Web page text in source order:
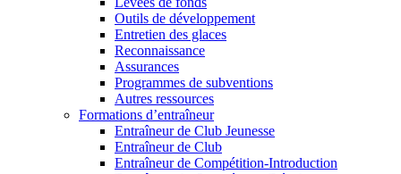
Outils de développement
Entretien des glaces
Reconnaissance
Assurances
Programmes de subventions
Autres ressources
Formations d’entraîneur
Entraîneur de Club Jeunesse
Entraîneur de Club
Entraîneur de Compétition-Introduction